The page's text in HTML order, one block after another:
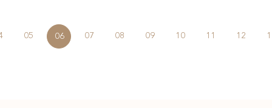
05 06 07 08 09 10 11 12